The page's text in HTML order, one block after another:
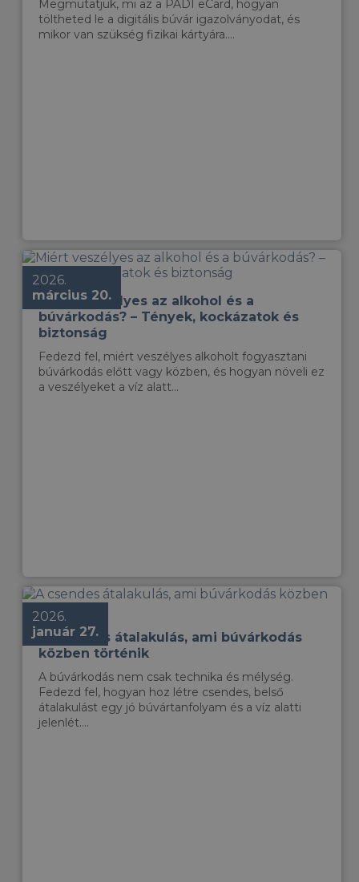
Megmutatjuk, mi az a PADI eCard, hogyan
töltheted le a digitális búvár igazolványodat, és
mikor van szükség fizikai kártyára....
2026.
március 20.
Miért veszélyes az alkohol és a
búvárkodás? – Tények, kockázatok és
biztonság
Fedezd fel, miért veszélyes alkoholt fogyasztani
búvárkodás előtt vagy közben, és hogyan növeli ez
a veszélyeket a víz alatt...
2026.
január 27.
A csendes átalakulás, ami búvárkodás
közben történik
A búvárkodás nem csak technika és mélység.
Fedezd fel, hogyan hoz létre csendes, belső
átalakulást egy jó búvártanfolyam és a víz alatti
jelenlét....